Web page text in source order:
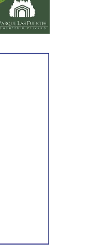
de
sumó
aparecía
en
un